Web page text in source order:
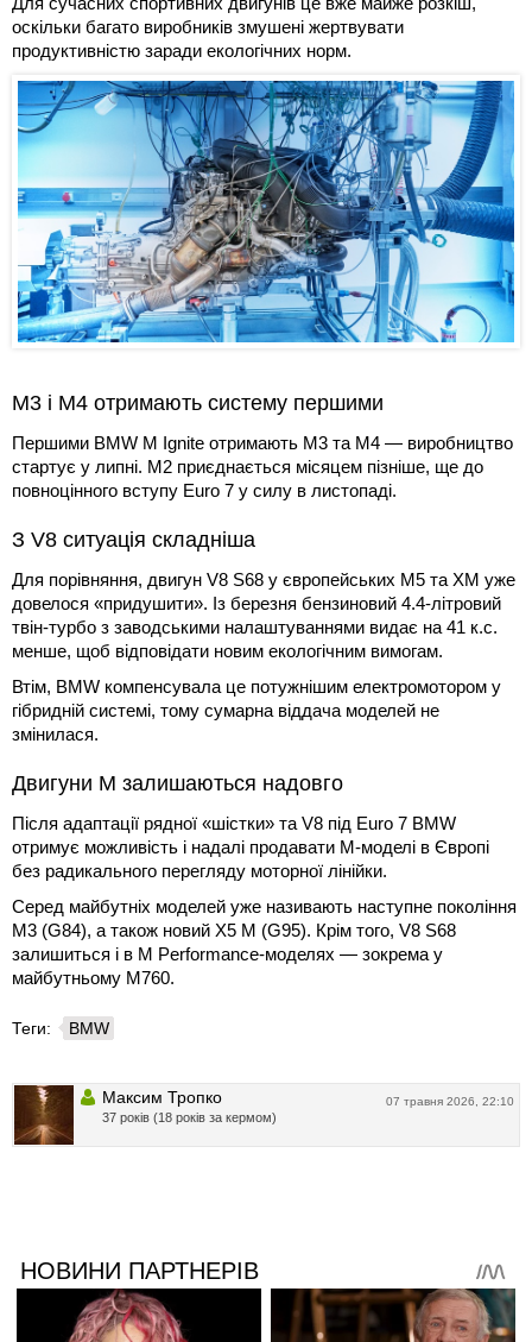
оскільки багато виробників змушені жертвувати
продуктивністю заради екологічних норм.
M3 і M4 отримають систему першими
Першими BMW M Ignite отримають M3 та M4 — виробництво
стартує у липні. M2 приєднається місяцем пізніше, ще до
повноцінного вступу Euro 7 у силу в листопаді.
З V8 ситуація складніша
Для порівняння, двигун V8 S68 у європейських M5 та XM уже
довелося «придушити». Із березня бензиновий 4.4-літровий
твін-турбо з заводськими налаштуваннями видає на 41 к.с.
менше, щоб відповідати новим екологічним вимогам.
Втім, BMW компенсувала це потужнішим електромотором у
гібридній системі, тому сумарна віддача моделей не
змінилася.
Двигуни M залишаються надовго
Після адаптації рядної «шістки» та V8 під Euro 7 BMW
отримує можливість і надалі продавати M-моделі в Європі
без радикального перегляду моторної лінійки.
Серед майбутніх моделей уже називають наступне покоління
M3 (G84), а також новий X5 M (G95). Крім того, V8 S68
залишиться і в M Performance-моделях — зокрема у
майбутньому M760.
Теги: BMW
07 травня 2026, 22:10
Максим Тропко
37 років (18 років за кермом)